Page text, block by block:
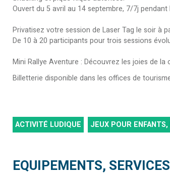
Ouvert du 5 avril au 14 septembre, 7/7j
Privatisez votre session de Laser Tag le soir à
De 10 à 20 participants pour trois sessions
Mini Rallye Aventure : Découvrez les joies de
Billetterie disponible dans les offices de
ACTIVITÉ LUDIQUE JEUX POUR ENFANTS,
EQUIPEMENTS, SERVICES